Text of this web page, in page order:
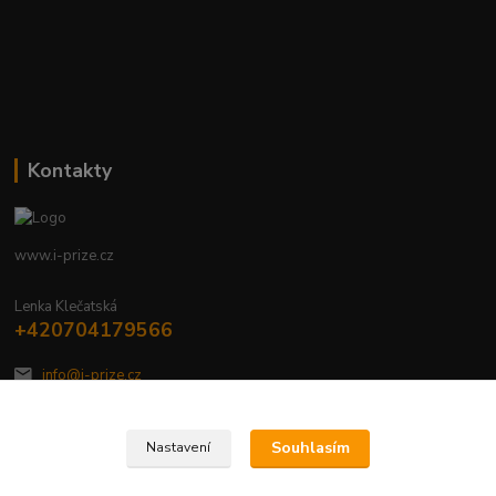
Kontakty
www.i-prize.cz
Lenka Klečatská
+420704179566
info@i-prize.cz
Nastavení Souhlasím